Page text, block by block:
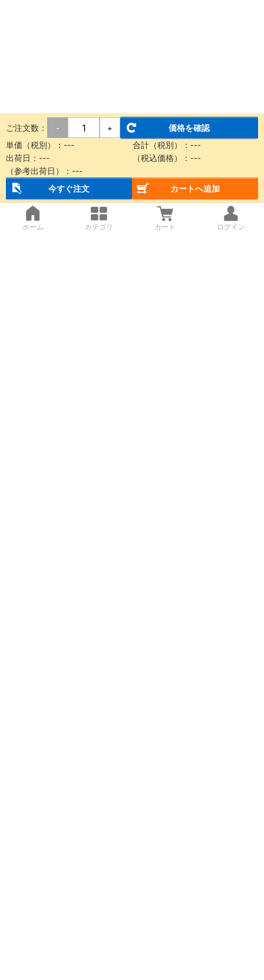
ご注文数： - +
価格を確認
単価（税別）： --- 合計（税別）： ---
出荷日： --- （税込価格）： ---
（参考出荷日）： ---
今すぐ注文
カートへ追加
ホーム カテゴリ カート ログイン